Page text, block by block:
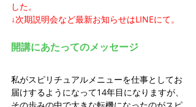
した。
↓次期説明会など最新お知らせはLINEにて。
開講にあたってのメッセージ
私がスピリチュアルメニューを仕事としてお
届けするようになって14年目になりますが、